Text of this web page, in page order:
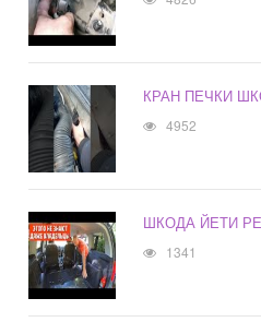
КРАН ПЕЧКИ
4952
ШКОДА ЙЕТИ
1341